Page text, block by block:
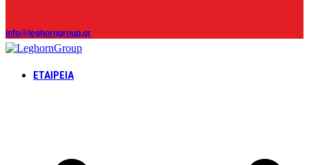
info@leghorngroup.gr
ΕΤΑΙΡΕΊΑ